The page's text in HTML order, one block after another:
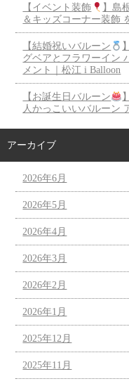
【イベント装飾
】島
＆キッズコーナー装飾
【結婚祝いバルーン
グベアとフラワーイン
メント｜松江 i Balloon
【お誕生日バルーン
人かっこいいバルーン
アーカイブ
2026年6月
2026年5月
2026年4月
2026年3月
2026年2月
2026年1月
2025年12月
2025年11月